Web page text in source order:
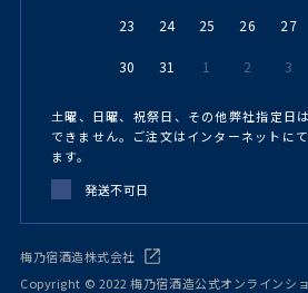
23 24 25 26 27
30 31 1 2 3
土曜、日曜、祝祭日、その他弊社指定日
できません。ご注文はインターネットに
ます。
発送不可日
梅乃宿酒造株式会社
Copyright © 2022 梅乃宿酒造公式オンラインシ